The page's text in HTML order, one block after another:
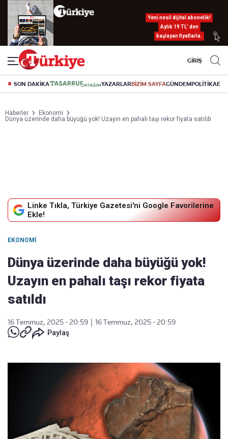
Yeni nesil dijital abonelik!
Aylık 19 TL’ den
başlayan fiyatlarla.
GİRİŞ
SON DAKİKA YAZARLARBİZİM SAYFAGÜNDEMPOLİTİKA
Haberler
Ekonomi
Dünya üzerinde daha büyüğü yok! Uzayın en pahalı taşı rekor fiyata satıldı
Linke Tıkla, Türkiye Gazetesi'ni Google Favorilerine
Ekle!
EKONOMI
Dünya üzerinde daha büyüğü yok!
Uzayın en pahalı taşı rekor fiyata
satıldı
16 Temmuz, 2025 - 20:59
16 Temmuz, 2025 - 20:59
Paylaş